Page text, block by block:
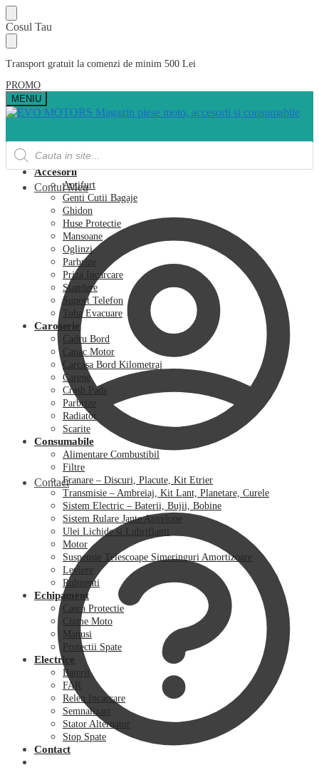
Skip
to
navigation
Skip
to
content
Cosul Tau
Transport gratuit la comenzi de minim 500 Lei
PROMO
MENIU
Products
search
Contul Meu
Contact
Acasa
Accesorii
Antifurt
Genti Cutii Bagaje
Ghidon
Huse Protectie
Mansoane
Oglinzi
Parbrize
Priza Incarcare
Standere
Suport Telefon
Toba Evacuare
Caroserie
Cadru Bord
Capac Motor
Carcasa Bord Kilometraj
Carene
Crash Pads
Parbrize
Radiator
Scarite
Consumabile
Alimentare Combustibil
Filtre
Franare – Discuri, Placute, Kit Etrier
Transmisie – Ambreiaj, Kit Lant, Planetare, Curele
Sistem Electric – Baterii, Bujii, Bobine
Sistem Rulare Jante Anvelope
Ulei Lichide si Lubrifianti
Motor
Suspensie Telescoape Simeringuri Amortizoare
Leviere
Rulmenti
Echipament
Casca Protectie
Cizme Moto
Manusi
Protectii Spate
Electrice
Baterii
FAR
Releu Incarcare
Semnalizari
Stator Alternator
Stop Spate
Contact